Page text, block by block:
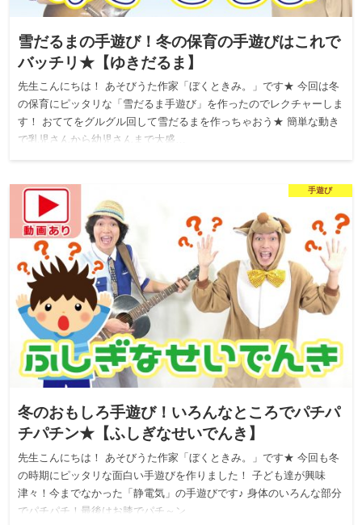
雪だるまの手遊び！冬の保育の手遊びはこれで
バッチリ★【ゆきだるま】
先生こんにちは！ あそびうた作家「ぼくときみ。」です★ 今回は冬
の保育にピッタリな「雪だるま手遊び」を作ったのでレクチャーしま
す！ おててをグルグル回して雪だるまを作っちゃおう★ 簡単な動き
で乳児さんから幼児さんまで大盛…
手遊び
冬のおもしろ手遊び！いろんなところでパチパ
チパチン★【ふしぎなせいでんき】
先生こんにちは！ あそびうた作家「ぼくときみ。」です★ 今回も冬
の時期にピッタリな面白い手遊びを作りました！ 子ども達が興味
津々！今までなかった「静電気」の手遊びです♪ 身体のいろんな部分
でパチパチ！最後はお膝でパチ～ン…